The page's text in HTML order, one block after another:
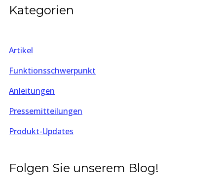
Kategorien
Artikel
Funktionsschwerpunkt
Anleitungen
Pressemitteilungen
Produkt-Updates
Folgen Sie unserem Blog!